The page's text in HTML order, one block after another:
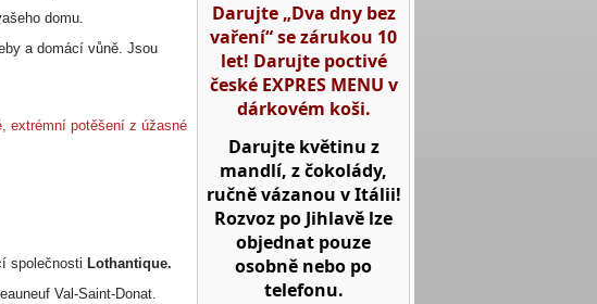
domu.
a domácí vůně. Jsou
extrémní potěšení z úžasné
společnosti Lothantique.
Val-Saint-Donat.
Darujte „Dva dny bez
vaření“ se zárukou 10
let! Darujte poctivé
české EXPRES MENU v
dárkovém koši.
Darujte květinu z
mandlí, z čokolády,
ručně vázanou v Itálii!
Rozvoz po Jihlavě lze
objednat pouze
osobně nebo po
telefonu.